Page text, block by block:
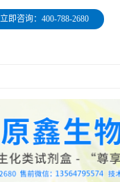
立即咨询：400-788-2680